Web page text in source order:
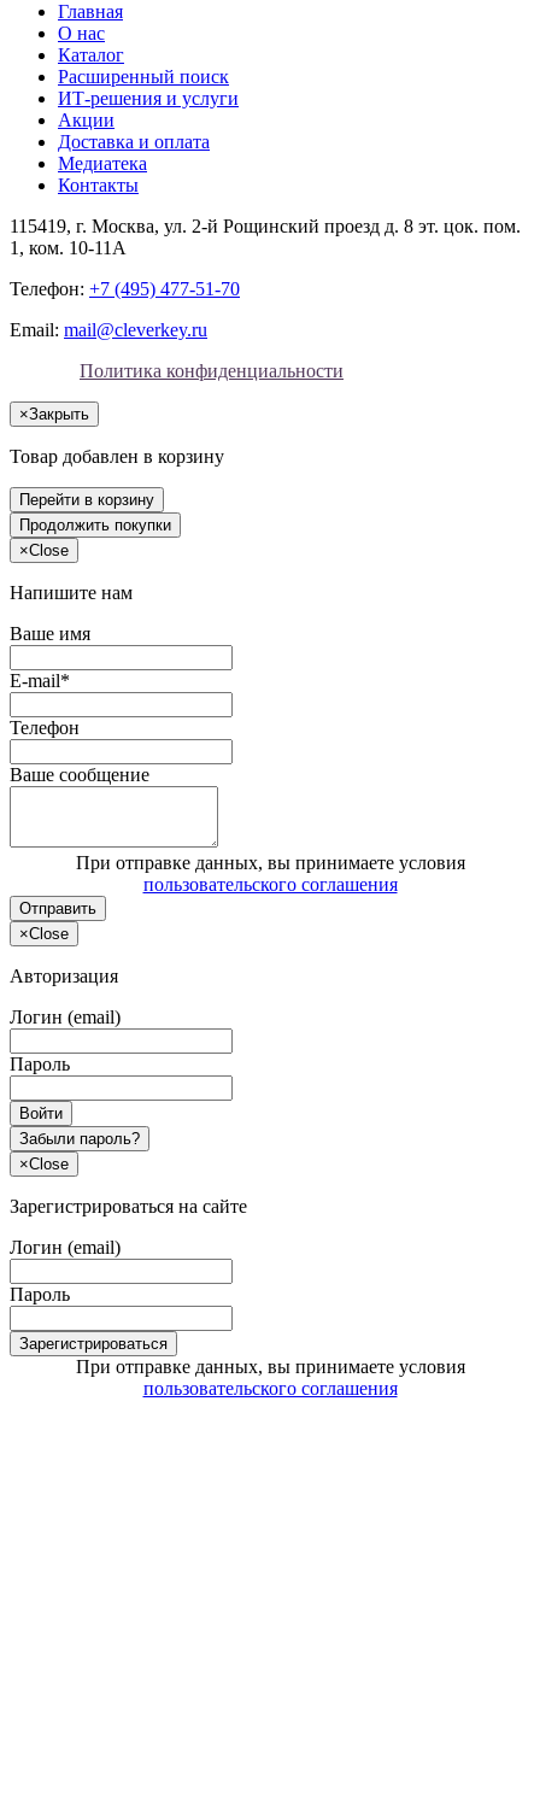
Главная
О нас
Каталог
Расширенный поиск
ИТ-решения и услуги
Акции
Доставка и оплата
Медиатека
Контакты
115419, г. Москва, ул. 2-й Рощинский проезд д. 8 эт. цок. пом.
1, ком. 10-11А
Телефон: +7 (495) 477-51-70
Email: mail@cleverkey.ru
Политика конфиденциальности
×Закрыть
Товар добавлен в корзину
Перейти в корзину
Продолжить покупки
×Close
Напишите нам
Ваше имя
E-mail*
Телефон
Ваше сообщение
При отправке данных, вы принимаете условия
пользовательского соглашения
Отправить
×Close
Авторизация
Логин (email)
Пароль
Войти
Забыли пароль?
×Close
Зарегистрироваться на сайте
Логин (email)
Пароль
Зарегистрироваться
При отправке данных, вы принимаете условия
пользовательского соглашения